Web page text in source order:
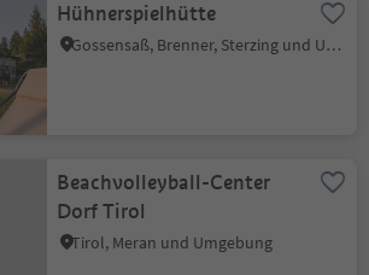
Hühnerspielhütte
Gossensaß, Brenner, Sterzing und Umgebung
Beachvolleyball-Center
Dorf Tirol
Tirol, Meran und Umgebung